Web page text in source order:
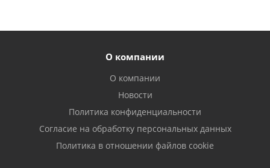
О компании
О компании
Новости
Политика конфиденциальности
Согласие на обработку персональных данных
Политика в отношении файлов cookie